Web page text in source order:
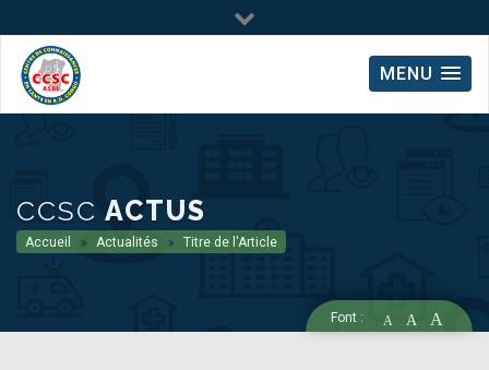
MENU
CCSC ACTUS
Accueil Actualités Titre de l'Article
Font : A A A